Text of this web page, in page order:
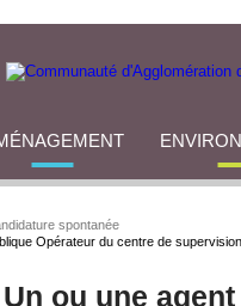
spontanée
Opérateur du centre de
Un ou une